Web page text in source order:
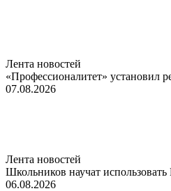
Лента новостей
«Профессионалитет» установил
07.08.2026
Лента новостей
Школьников научат
06.08.2026